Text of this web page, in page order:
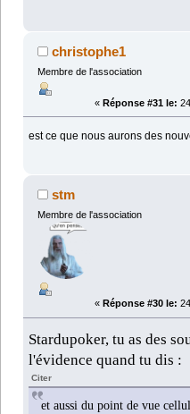
christophe1
Membre de l'association
« Réponse #31 le:
est ce que nous aurons des
stm
Membre de l'association
« Réponse #30 le:
Stardupoker, tu as des
l'évidence quand tu dis :
Citer
et aussi du point de vue